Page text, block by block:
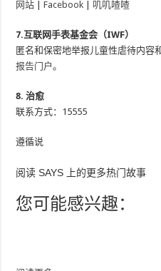
网站 |Facebook 叽叽喳喳
7.互联网手表基金会（IWF）
匿名和保密地举报儿童性虐待内容
报告门户。
8. 治愈
联系方式：15555
遵循说
阅读 SAYS 上的更多热门故事
您可能感兴趣：